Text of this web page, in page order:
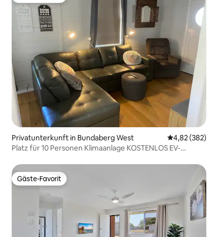
Privatunterkunft in Bundaberg West
4,82 (382)
Platz für 10 Personen Klimaanlage KOSTENLOS EV-
Gäste-Favorit
Gäste-Favorit